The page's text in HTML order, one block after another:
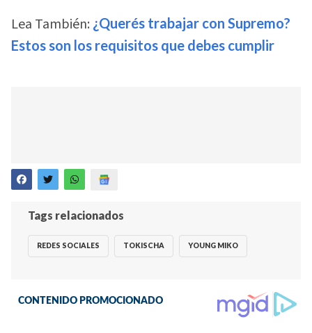
Lea También: ¿Querés trabajar con Supremo?
Estos son los requisitos que debes cumplir
Tags relacionados
REDES SOCIALES TOKISCHA YOUNG MIKO